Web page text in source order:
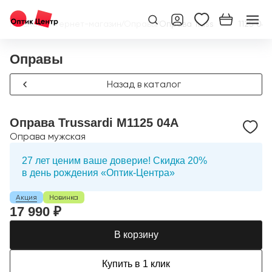
Главная/Интернет-магазин Оправы/Оправа Trussardi M1125 04A
Оправы
Назад в каталог
Оправа Trussardi M1125 04A
Оправа мужская
27 лет ценим ваше доверие! Скидка 20%
в день рождения «Оптик-Центра»
Акция Новинка
17 990 ₽
В корзину
Купить в 1 клик